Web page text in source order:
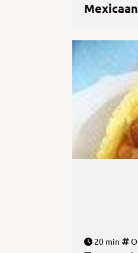
20 min